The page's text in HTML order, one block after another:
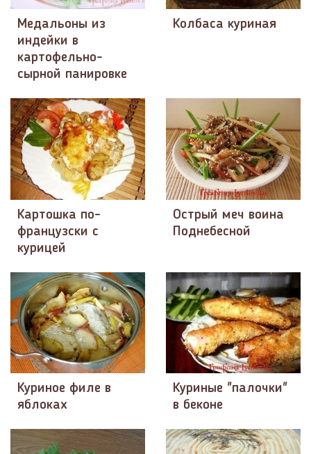
Медальоны из
индейки в
картофельно-
сырной панировке
Колбаса куриная
Картошка по-
французски с
курицей
Острый меч воина
Поднебесной
Куриное филе в
яблоках
Куриные "палочки"
в беконе